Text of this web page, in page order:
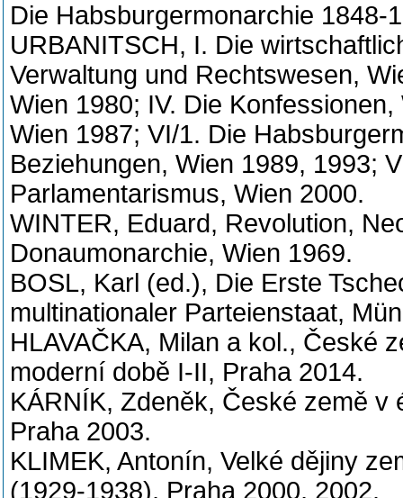
Die Habsburgermonarchie 1848-
URBANITSCH, I. Die
Verwaltung und Rechtswesen,
Wien 1980; IV. Die
Wien 1987; VI/1. Die
Beziehungen, Wien 1989, 1993;
Parlamentarismus, Wien 2000.
WINTER, Eduard, Revolution,
Donaumonarchie, Wien 1969.
BOSL, Karl (ed.), Die Erste
multinationaler Parteienstaat,
HLAVAČKA, Milan a kol., České
moderní době I-II, Praha 2014.
KÁRNÍK, Zdeněk, České země
Praha 2003.
KLIMEK, Antonín, Velké dějiny
(1929-1938), Praha 2000, 2002.